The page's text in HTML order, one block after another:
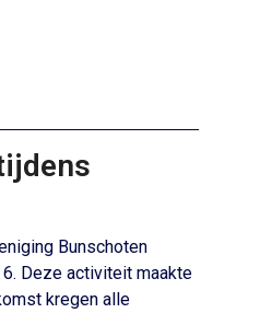
Bunschoten
Deze activiteit maakte
kregen alle